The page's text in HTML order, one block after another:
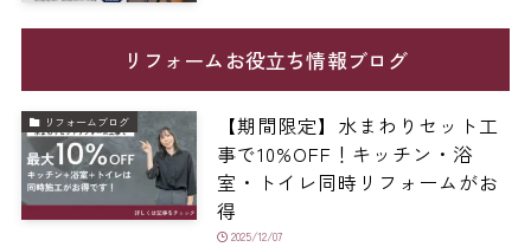
リフォームお役立ち情報ブログ
リフォームブログ
【期間限定】水まわりセット工
事で10%OFF！キッチン・浴
室・トイレ同時リフォームがお
得
2025/12/07